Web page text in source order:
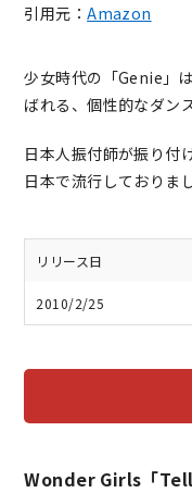
引用元：Amazon
少女時代の「Genie」
ばれる、個性的なダン
日本人振付師が振り付
日本で流行しておりまし
リリース日
2010/2/25
Wonder Girls「Tell